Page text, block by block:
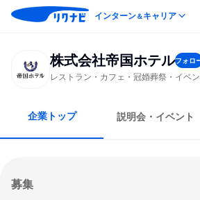
インターン＆キャリア
株式会社帝国ホテルフォロ
レストラン・カフェ・冠婚葬祭・イベ
企業トップ 説明会・イベント
募集